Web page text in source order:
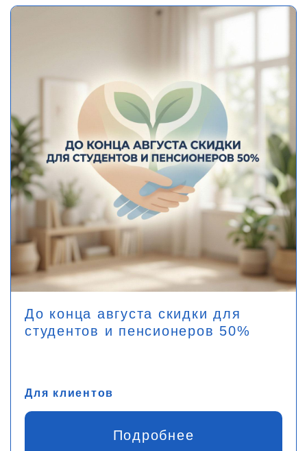
До конца августа скидки для
студентов и пенсионеров 50%
Для клиентов
Подробнее